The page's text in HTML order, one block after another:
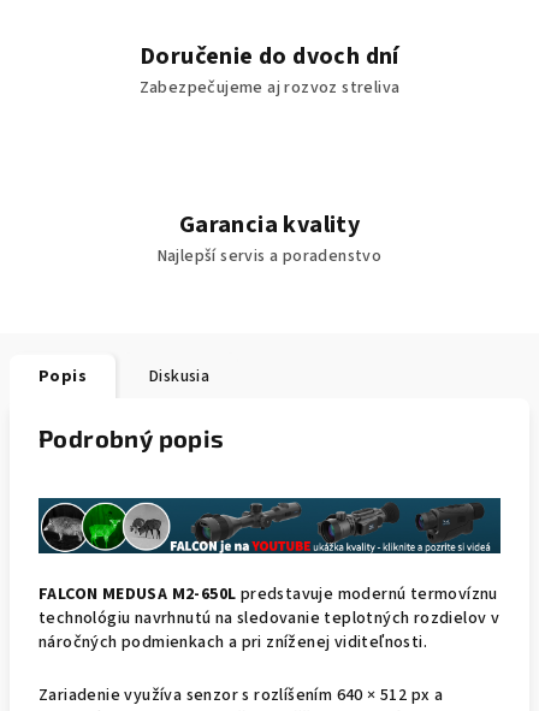
Doručenie do dvoch dní
Zabezpečujeme aj rozvoz streliva
Garancia kvality
Najlepší servis a poradenstvo
Popis Diskusia
Podrobný popis
FALCON MEDUSA M2-650L predstavuje modernú termovíznu
technológiu navrhnutú na sledovanie teplotných rozdielov v
náročných podmienkach a pri zníženej viditeľnosti.
Zariadenie využíva senzor s rozlíšením 640 × 512 px a